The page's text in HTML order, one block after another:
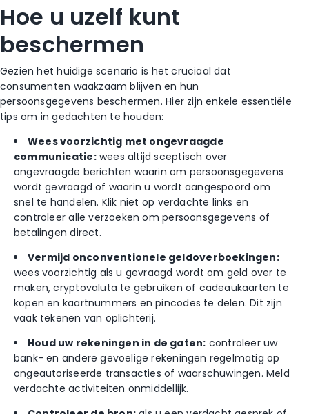
Hoe u uzelf kunt
beschermen
Gezien het huidige scenario is het cruciaal dat
consumenten waakzaam blijven en hun
persoonsgegevens beschermen. Hier zijn enkele essentiële
tips om in gedachten te houden:
Wees voorzichtig met ongevraagde
communicatie:wees altijd sceptisch over
ongevraagde berichten waarin om persoonsgegevens
wordt gevraagd of waarin u wordt aangespoord om
snel te handelen. Klik niet op verdachte links en
controleer alle verzoeken om persoonsgegevens of
betalingen direct.
Vermijd onconventionele geldoverboekingen:
wees voorzichtig als u gevraagd wordt om geld over te
maken, cryptovaluta te gebruiken of cadeaukaarten te
kopen en kaartnummers en pincodes te delen. Dit zijn
vaak tekenen van oplichterij.
Houd uw rekeningen in de gaten: controleer uw
bank- en andere gevoelige rekeningen regelmatig op
ongeautoriseerde transacties of waarschuwingen. Meld
verdachte activiteiten onmiddellijk.